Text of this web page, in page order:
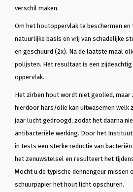
verschil maken.
Om het houtoppervlak te beschermen
natuurlijke basis en vrij van schadelijke
en geschuurd (2x). Na de laatste maal
polijsten. Het resultaat is een
oppervlak.
Het zirben hout wordt niet geolied,
hierdoor hars/olie kan uitwasemen
jaar lucht gedroogd, zodat het daarna
antibacteriële werking. Door het
in tests een sterke reductie van
het zenuwstelsel en resulteert het
Mocht u de typische dennengeur
schuurpapier het hout licht opschuren.